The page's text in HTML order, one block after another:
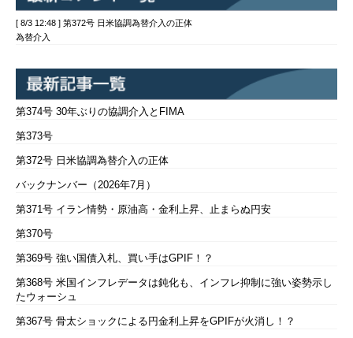
[ 8/3 12:48 ] 第372号 日米協調為替介入の正体
為替介入
第374号 30年ぶりの協調介入とFIMA
第373号
第372号 日米協調為替介入の正体
バックナンバー（2026年7月）
第371号 イラン情勢・原油高・金利上昇、止まらぬ円安
第370号
第369号 強い国債入札、買い手はGPIF！？
第368号 米国インフレデータは鈍化も、インフレ抑制に強い姿勢示し
たウォーシュ
第367号 骨太ショックによる円金利上昇をGPIFが火消し！？